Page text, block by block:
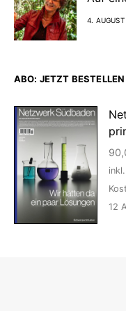
4.
ABO: JETZT BESTELLEN
12